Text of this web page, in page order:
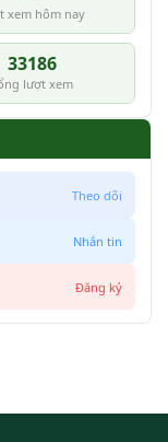
xem hôm nay
33186
lượt xem
Theo dõi
Nhắn tin
Đăng ký